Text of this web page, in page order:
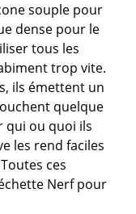
souple pour
dense pour le
tous les
trop vite.
ils émettent un
quelque
qui ou quoi ils
les rend faciles
ces
Nerf pour